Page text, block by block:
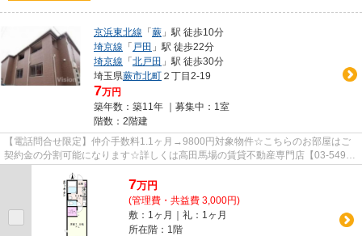
京浜東北線 「蕨 」駅 徒歩10分
埼京線 「 戸田 」駅 徒歩22分
埼京線 「北戸田 」駅 徒歩30分
埼玉県蕨市北町 ２丁目2-19
7万円
築年数：築11年 ｜募集中： 1室
階数：2階建
【電話問合せ限定】仲介手数料1.1ヶ月→9800円対象物件☆こちらのお部屋はご
契約金の分割可能になります☆詳しくは高田馬場の賃貸不動産専門店【03-5497-
8662】VISION高田馬場店までご連...
7万円
(管理費・共益費 3,000円)
敷：1ヶ月｜礼：1ヶ月
所在階：1階